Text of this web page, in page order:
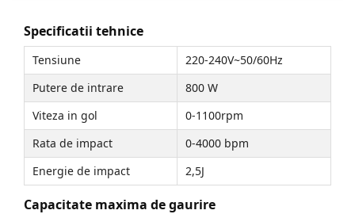
Specificatii tehnice
Tensiune
220-240V~50/60Hz
Putere de intrare
800 W
Viteza in gol
0-1100rpm
Rata de impact
0-4000 bpm
Energie de impact
2,5J
Capacitate maxima de gaurire